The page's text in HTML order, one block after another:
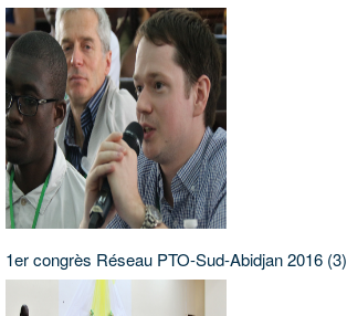
1er congrès Réseau PTO-Sud-Abidjan 2016 (3)